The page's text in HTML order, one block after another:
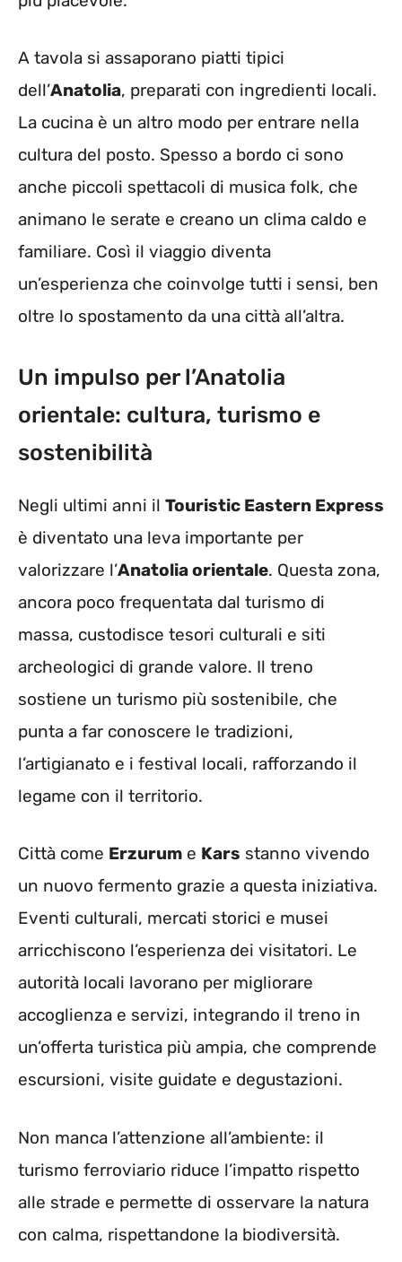
A tavola si assaporano piatti tipici
dell’Anatolia, preparati con ingredienti locali.
La cucina è un altro modo per entrare nella
cultura del posto. Spesso a bordo ci sono
anche piccoli spettacoli di musica folk, che
animano le serate e creano un clima caldo e
familiare. Così il viaggio diventa
un’esperienza che coinvolge tutti i sensi, ben
oltre lo spostamento da una città all’altra.
Un impulso per l’Anatolia
orientale: cultura, turismo e
sostenibilità
Negli ultimi anni il Touristic Eastern Express
è diventato una leva importante per
valorizzare l’Anatolia orientale. Questa zona,
ancora poco frequentata dal turismo di
massa, custodisce tesori culturali e siti
archeologici di grande valore. Il treno
sostiene un turismo più sostenibile, che
punta a far conoscere le tradizioni,
l’artigianato e i festival locali, rafforzando il
legame con il territorio.
Città come Erzurum e Kars stanno vivendo
un nuovo fermento grazie a questa iniziativa.
Eventi culturali, mercati storici e musei
arricchiscono l’esperienza dei visitatori. Le
autorità locali lavorano per migliorare
accoglienza e servizi, integrando il treno in
un’offerta turistica più ampia, che comprende
escursioni, visite guidate e degustazioni.
Non manca l’attenzione all’ambiente: il
turismo ferroviario riduce l’impatto rispetto
alle strade e permette di osservare la natura
con calma, rispettandone la biodiversità.